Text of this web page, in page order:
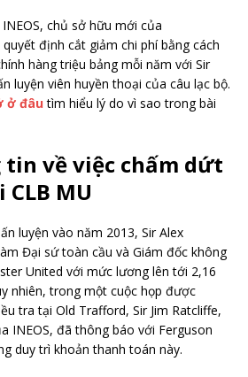
chủ sở hữu mới của
định cắt giảm chi phí bằng cách
hàng triệu bảng mỗi năm với Sir
luyện viên huyền thoại của câu lạc bộ.
ở đâu tìm hiểu lý do vì sao trong bài
tin về việc chấm dứt
MU
luyện vào năm 2013, Sir Alex
Đại sứ toàn cầu và Giám đốc không
United với mức lương lên tới 2,16
nhiên, trong một cuộc họp được
tra tại Old Trafford, Sir Jim Ratcliffe,
INEOS, đã thông báo với Ferguson
duy trì khoản thanh toán này.